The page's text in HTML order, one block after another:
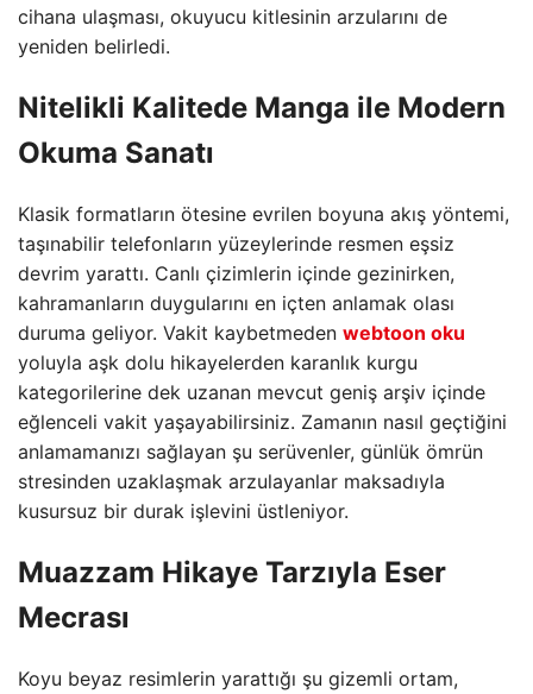
cihana ulaşması, okuyucu kitlesinin arzularını de
yeniden belirledi.
Nitelikli Kalitede Manga ile Modern
Okuma Sanatı
Klasik formatların ötesine evrilen boyuna akış yöntemi,
taşınabilir telefonların yüzeylerinde resmen eşsiz
devrim yarattı. Canlı çizimlerin içinde gezinirken,
kahramanların duygularını en içten anlamak olası
duruma geliyor. Vakit kaybetmeden webtoon oku
yoluyla aşk dolu hikayelerden karanlık kurgu
kategorilerine dek uzanan mevcut geniş arşiv içinde
eğlenceli vakit yaşayabilirsiniz. Zamanın nasıl geçtiğini
anlamamanızı sağlayan şu serüvenler, günlük ömrün
stresinden uzaklaşmak arzulayanlar maksadıyla
kusursuz bir durak işlevini üstleniyor.
Muazzam Hikaye Tarzıyla Eser
Mecrası
Koyu beyaz resimlerin yarattığı şu gizemli ortam,